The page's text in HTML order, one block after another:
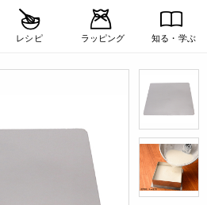
レシピ ラッピング 知る・学ぶ